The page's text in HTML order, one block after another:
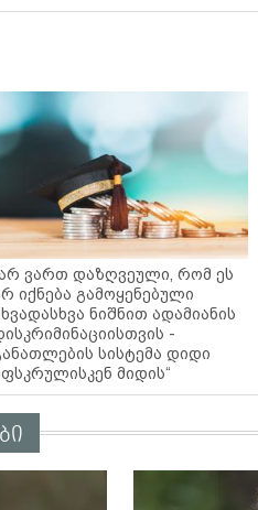
ვართ დაზღვეული, რომ ეს
იქნება გამოყენებული
ნიშნით ადამიანის
-
სისტემა დიდი
მიდის“